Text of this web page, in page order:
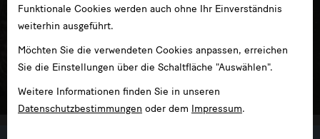
Kunst von der Romantik bis zur Gegenwart
im Albertinum
Funktionale Cookies werden auch ohne Ihr Einverständnis
weiterhin ausgeführt.
Möchten Sie die verwendeten Cookies anpassen, erreichen
Sie die Einstellungen über die Schaltfläche "Auswählen".
Weitere Informationen finden Sie in unseren
Datenschutzbestimmungen oder dem Impressum.